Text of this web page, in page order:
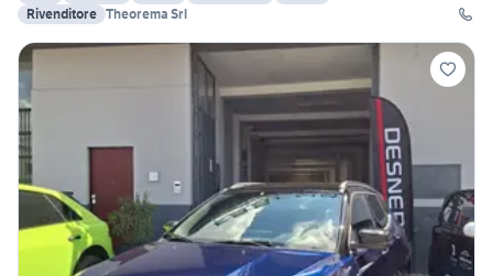
Rivenditore Theorema Srl